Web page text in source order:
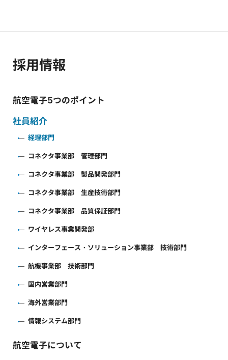
採用情報
航空電子5つのポイント
社員紹介
経理部門
コネクタ事業部 管理部門
コネクタ事業部 製品開発部門
コネクタ事業部 生産技術部門
コネクタ事業部 品質保証部門
ワイヤレス事業開発部
インターフェース・ソリューション事業部 技術部門
航機事業部 技術部門
国内営業部門
海外営業部門
情報システム部門
航空電子について